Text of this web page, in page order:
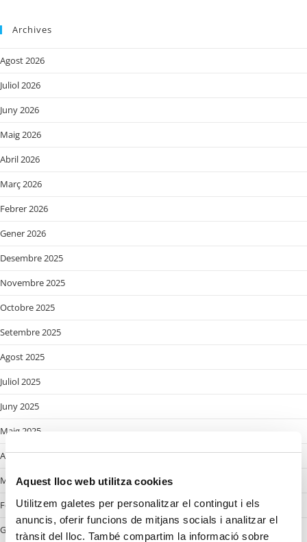
Aquest lloc web utilitza cookies
Utilitzem galetes per personalitzar el contingut i els
anuncis, oferir funcions de mitjans socials i analitzar el
trànsit del lloc. També compartim la informació sobre
Archives
Agost 2026
Juliol 2026
Juny 2026
Maig 2026
Abril 2026
Març 2026
Febrer 2026
Gener 2026
Desembre 2025
Novembre 2025
Octobre 2025
Setembre 2025
Agost 2025
Juliol 2025
Juny 2025
Maig 2025
Abril 2025
Març 2025
Febrer 2025
Gener 2025